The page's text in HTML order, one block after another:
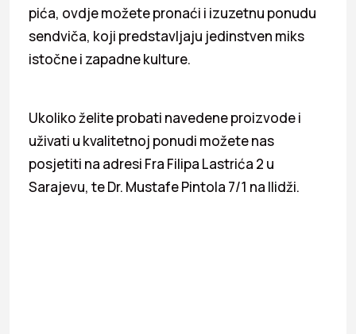
pića, ovdje možete pronaći i izuzetnu ponudu
sendviča, koji predstavljaju jedinstven miks
istočne i zapadne kulture.
Ukoliko želite probati navedene proizvode i
uživati u kvalitetnoj ponudi možete nas
posjetiti na adresi Fra Filipa Lastrića 2 u
Sarajevu, te Dr. Mustafe Pintola 7/1 na Ilidži.